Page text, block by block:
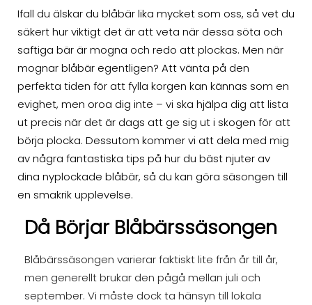
Ifall du älskar du blåbär lika mycket som oss, så vet du
säkert hur viktigt det är att veta när dessa söta och
saftiga bär är mogna och redo att plockas. Men när
mognar blåbär egentligen? Att vänta på den
perfekta tiden för att fylla korgen kan kännas som en
evighet, men oroa dig inte – vi ska hjälpa dig att lista
ut precis när det är dags att ge sig ut i skogen för att
börja plocka. Dessutom kommer vi att dela med mig
av några fantastiska tips på hur du bäst njuter av
dina nyplockade blåbär, så du kan göra säsongen till
en smakrik upplevelse.
Då Börjar Blåbärssäsongen
Blåbärssäsongen varierar faktiskt lite från år till år,
men generellt brukar den pågå mellan juli och
september. Vi måste dock ta hänsyn till lokala